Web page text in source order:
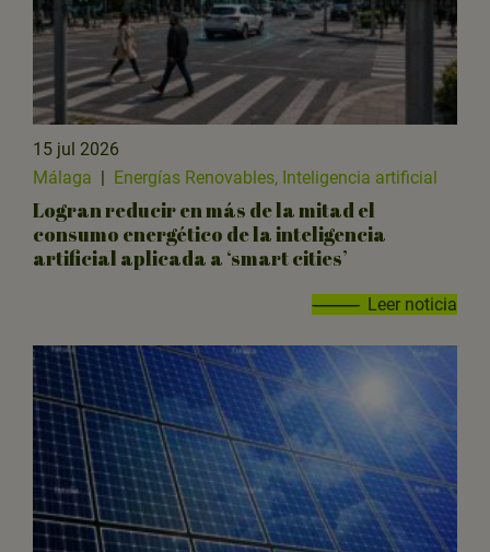
15 jul 2026
Málaga
Energías Renovables, Inteligencia artificial
Logran reducir en más de la mitad el
consumo energético de la inteligencia
artificial aplicada a ‘smart cities’
Leer noticia